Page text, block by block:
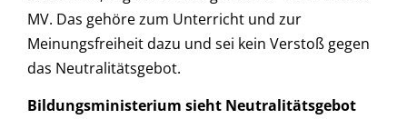
MV. Das gehöre zum Unterricht und zur
Meinungsfreiheit dazu und sei kein Verstoß gegen
das Neutralitätsgebot.
Bildungsministerium sieht Neutralitätsgebot